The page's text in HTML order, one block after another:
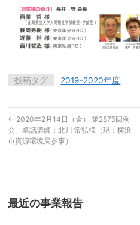
投稿タグ 2019-2020年度
← 2020年2月14日（金） 第2875回例
会 卓話講師：北川 常弘様（現：横浜
市資源環境局参事）
最近の事業報告